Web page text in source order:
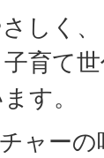
しく
育て
す。
ャー